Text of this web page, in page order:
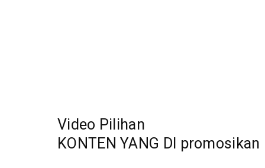
Video Pilihan
KONTEN YANG DI promosikan